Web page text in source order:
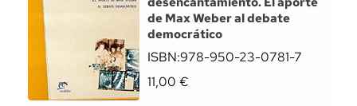
de Max Weber al debate
democrático
ISBN:978-950-23-0781-7
11,00 €